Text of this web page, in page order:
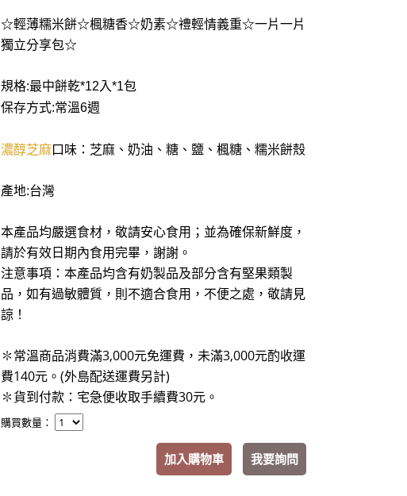
☆輕薄糯米餅☆楓糖香☆奶素☆禮輕情義重☆一片一片
獨立分享包☆
規格:最中餅乾*12入*1包
保存方式:常溫6週
濃醇芝麻口味：芝麻、奶油、糖、鹽、楓糖、糯米餅殼
產地:台灣
本產品均嚴選食材，敬請安心食用；並為確保新鮮度，
請於有效日期內食用完畢，謝謝。
注意事項：本產品均含有奶製品及部分含有堅果類製
品，如有過敏體質，則不適合食用，不便之處，敬請見
諒！
✽常溫商品消費滿3,000元免運費，未滿3,000元酌收運
費140元。(外島配送運費另計)
✽貨到付款：宅急便收取手續費30元。
購買數量：
加入購物車 我要詢問